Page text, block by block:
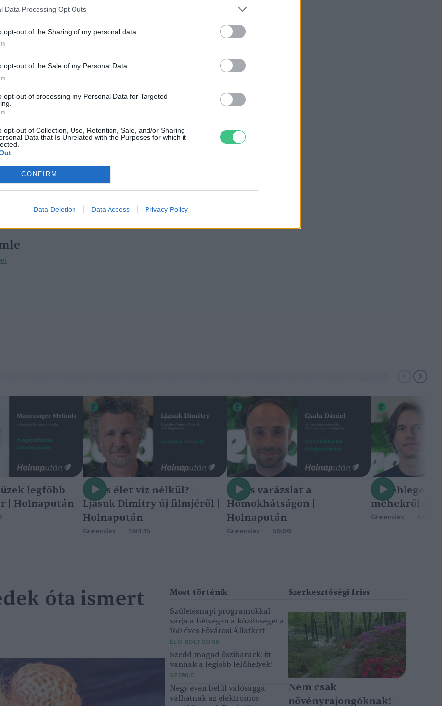
Data Processing Opt Outs
opt-out of the Sharing of my personal data.
opt-out of the Sale of my Personal Data.
opt-out of processing my Personal Data for Targeted
opt-out of Collection, Use, Retention, Sale, and/or Sharing
Data that Is Unrelated with the Purposes for which it
CONFIRM
Data Deletion Data Access Privacy Policy
és népszerűsítésére lehet
David és a Earthshot Prize Council tagjai
sportolók, üzletemberek,
szervezetek képviselői lesznek a
fogják népszerűsíteni a győztes
legfőbb
| Holnapután
Nincs élet víz nélkül? –
Ljasuk Dimitry új filmjéről |
Holnapután
Greendex 1:04:15
Nincs varázslat a
Homokhátságon |
Holnapután
Greendex 50:00
A méhlegelő
méhekről
Greendex
óta ismert
Születésnapi programokkal
várja a hétvégén a közönséget a
160 éves Fővárosi Állatkert
ÉLŐ BOLYGÓNK
Szedd magad őszibarack: itt
vannak a legjobb lelőhelyek!
SZEMLE
Négy éven belül valósággá
válhatnak az elektromos
Nem csak
növényrajongóknak! –